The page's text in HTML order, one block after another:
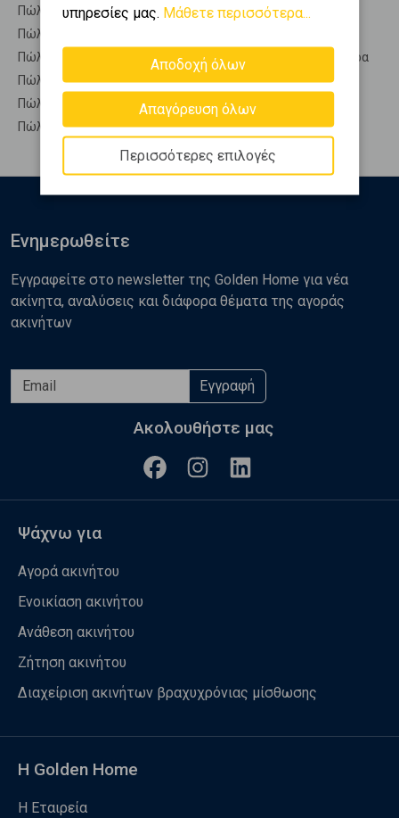
Πώληση Οροφομεζονέτες ΒΑΡΘΟΛΟΜΙΟ - Δήμητρα
Πώληση Ρετιρέ ΒΑΡΘΟΛΟΜΙΟ - Δήμητρα
Πώληση Συγκροτήματα κατοικιών ΒΑΡΘΟΛΟΜΙΟ - Δήμητρα
Πώληση Υπόγεια ΒΑΡΘΟΛΟΜΙΟ - Δήμητρα
Πώληση Υπόσκαφα ΒΑΡΘΟΛΟΜΙΟ - Δήμητρα
Πώληση Υπολ. υψουν ΒΑΡΘΟΛΟΜΙΟ - Δήμητρα
υπηρεσίες μας. Μάθετε περισσότερα...
Αποδοχή όλων
Απαγόρευση όλων
Περισσότερες επιλογές
Ενημερωθείτε
Εγγραφείτε στο newsletter της Golden Home για νέα
ακίνητα, αναλύσεις και διάφορα θέματα της αγοράς
ακινήτων
Εγγραφή
Ακολουθήστε μας
Ψάχνω για
Αγορά ακινήτου
Ενοικίαση ακινήτου
Ανάθεση ακινήτου
Ζήτηση ακινήτου
Διαχείριση ακινήτων βραχυχρόνιας μίσθωσης
Η Golden Home
Η Εταιρεία